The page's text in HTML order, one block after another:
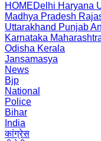
HOMEDelhi Haryana
Madhya Pradesh
Uttarakhand Punjab
Karnataka
Odisha Kerala
Jansamasya
News
Bjp
National
Police
Bihar
India
कांग्रेस